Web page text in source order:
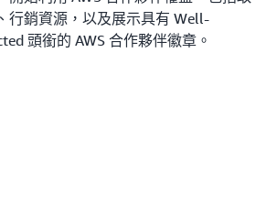
行銷資源，以及展示具有 Well-
頭銜的 AWS 合作夥伴徽章。